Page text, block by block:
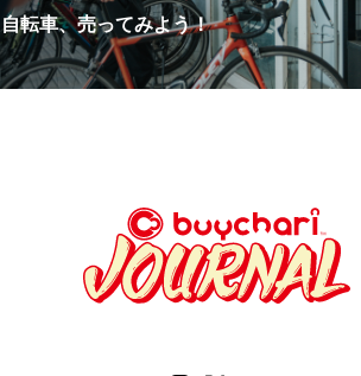
自転車、売ってみよう！